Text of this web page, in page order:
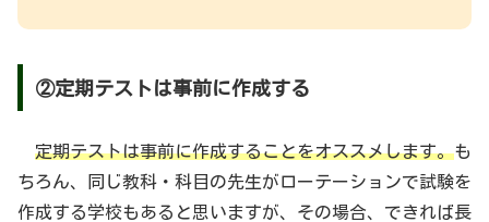
②定期テストは事前に作成する
定期テストは事前に作成することをオススメします。も
ちろん、同じ教科・科目の先生がローテーションで試験を
作成する学校もあると思いますが、その場合、できれば長